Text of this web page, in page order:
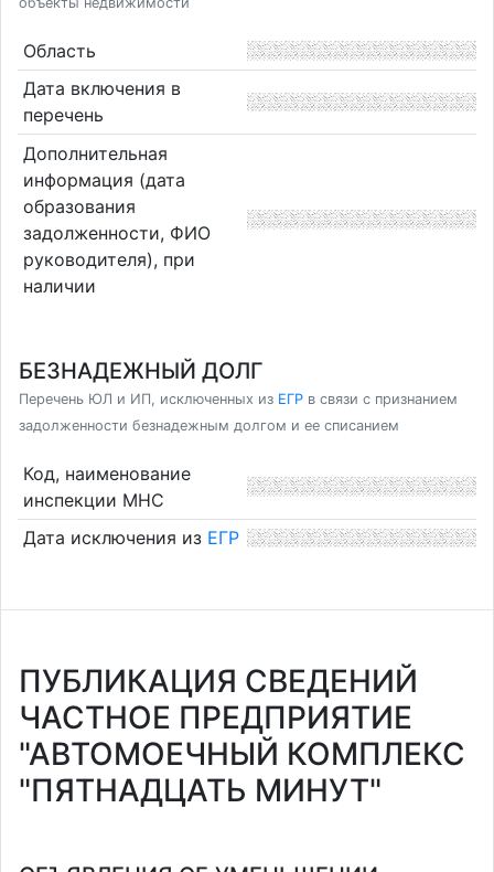
Область
Дата включения в
перечень
Дополнительная
информация (дата
образования
задолженности, ФИО
руководителя), при
наличии
БЕЗНАДЕЖНЫЙ ДОЛГ
Перечень ЮЛ и ИП, исключенных из ЕГР в связи с признанием
задолженности безнадежным долгом и ее списанием
Код, наименование
инспекции МНС
Дата исключения из ЕГР
ПУБЛИКАЦИЯ СВЕДЕНИЙ
ЧАСТНОЕ ПРЕДПРИЯТИЕ
"АВТОМОЕЧНЫЙ КОМПЛЕКС
"ПЯТНАДЦАТЬ МИНУТ"